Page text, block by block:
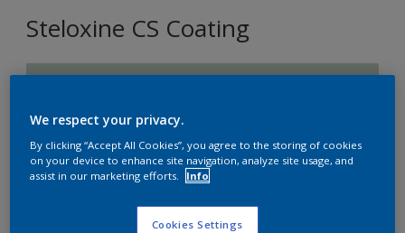
Steloxine CS Coating
Format
10L
We respect your privacy.
By clicking “Accept All Cookies”, you agree to the storing of cookies
on your device to enhance site navigation, analyze site usage, and
assist in our marketing efforts.
Info
Cookies Settings